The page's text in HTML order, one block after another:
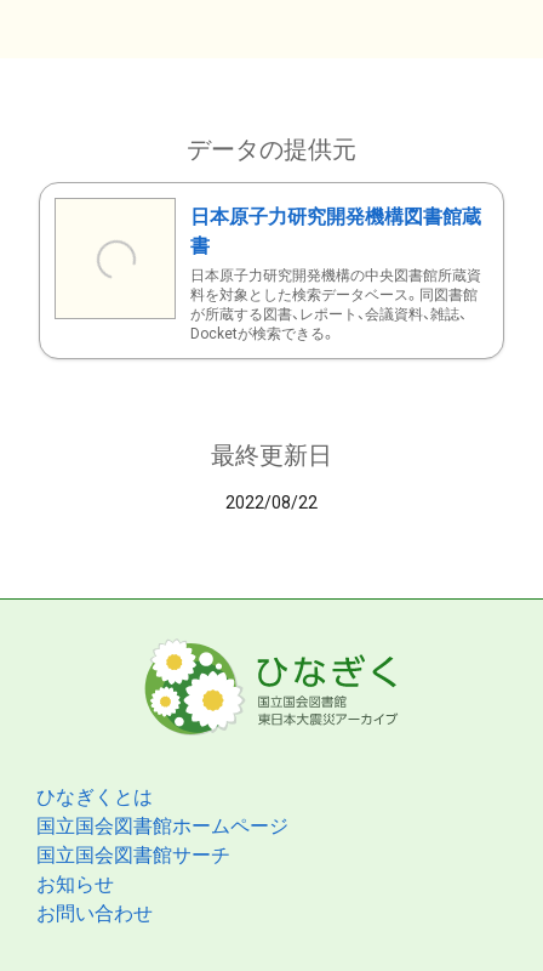
データの提供元
日本原子力研究開発機構図書館蔵
書
日本原子力研究開発機構の中央図書館所蔵資
料を対象とした検索データベース。同図書館
が所蔵する図書、レポート、会議資料、雑誌、
Docketが検索できる。
最終更新日
2022/08/22
ひなぎくとは
国立国会図書館ホームページ
国立国会図書館サーチ
お知らせ
お問い合わせ